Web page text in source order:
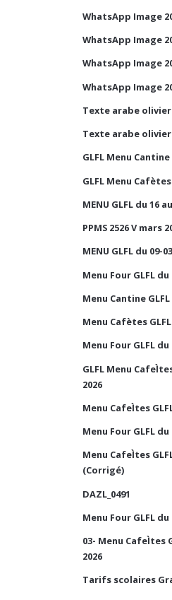
WhatsApp Image
WhatsApp Image
WhatsApp Image
WhatsApp Image
Texte arabe olivier
Texte arabe olivier
GLFL Menu
GLFL Menu
MENU GLFL du 16
PPMS 2526 V mars
MENU GLFL du 09-
Menu Four GLFL du
Menu Cantine
Menu Cafètes
Menu Four GLFL
GLFL Menu
2026
Menu CafeÌtes
Menu Four GLFL
Menu CafeÌtes
(Corrigé)
DAZL_0491
Menu Four GLFL
03- Menu CafeÌtes
2026
Tarifs scolaires